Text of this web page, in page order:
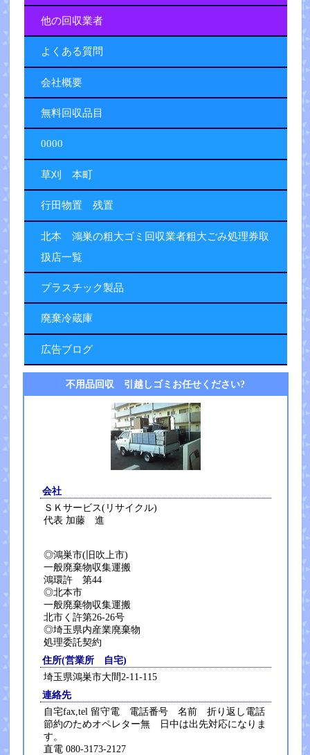
他の回収業者
よくある質問
会社概要
無料回収品目
0000
草刈 本町
行田物置 残置
北本 鴻巣の粗大ゴミ回収業者粗大ごみ処理券取
扱店一覧
プラスチック製品
廃棄冷蔵庫
広告ブログ
不用品回収 引越しゴミお任せください?
会社
ＳＫサービス(リサイクル)
代表 加藤 進
◎鴻巣市(旧吹上市)
一般廃棄物収集運搬
鴻環許 第44
◎北本市
一般廃棄物収集運搬
北市く許第26-26号
◎埼玉県内産業廃棄物
処理委託契約
住所(営業所 自宅)
埼玉県鴻巣市大間2-11-115
連絡先
自宅fax,tel 留守電 電話番号 名前 折り返し電話
節約のためオペレター無 日中は出先対応になりま
す。
直電 080-3173-2127